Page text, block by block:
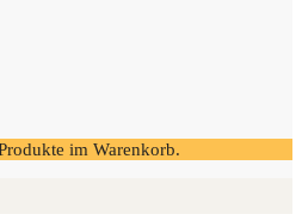
im Warenkorb.